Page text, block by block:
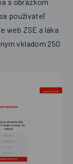
používateľ
web ZSE a láka
vkladom 250